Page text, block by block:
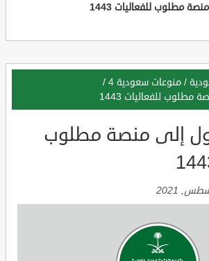
مطلوب للفعاليات 1443
/ منوعات سعودية 4
/
للفعاليات 1443
إلى منصة مطلوب